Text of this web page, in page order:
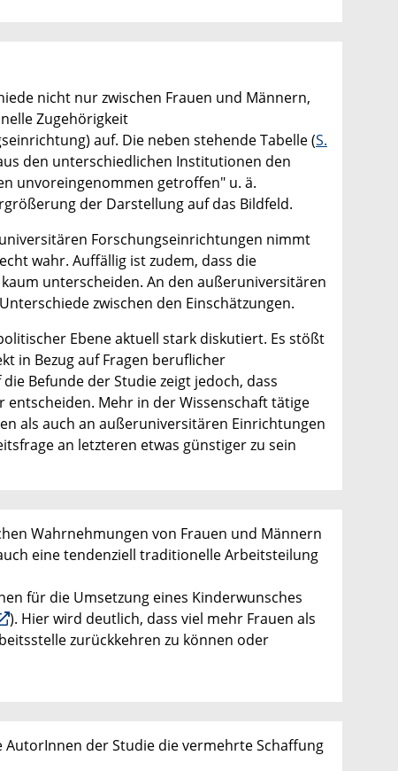
nicht nur zwischen Frauen und Männern,
Zugehörigkeit
auf. Die neben stehende Tabelle (S.
den unterschiedlichen Institutionen den
unvoreingenommen getroffen" u. ä.
der Darstellung auf das Bildfeld.
Forschungseinrichtungen nimmt
wahr. Auffällig ist zudem, dass die
unterscheiden. An den außeruniversitären
zwischen den Einschätzungen.
Ebene aktuell stark diskutiert. Es stößt
in Bezug auf Fragen beruflicher
Befunde der Studie zeigt jedoch, dass
Mehr in der Wissenschaft tätige
als auch an außeruniversitären Einrichtungen
an letzteren etwas günstiger zu sein
Wahrnehmungen von Frauen und Männern
eine tendenziell traditionelle Arbeitsteilung
für die Umsetzung eines Kinderwunsches
). Hier wird deutlich, dass viel mehr Frauen als
zurückkehren zu können oder
der Studie die vermehrte Schaffung